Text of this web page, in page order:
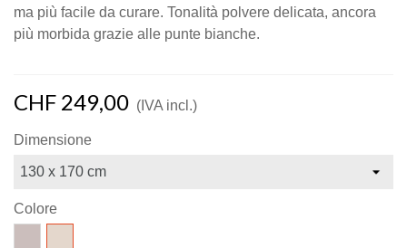
ma più facile da curare. Tonalità polvere delicata, ancora
più morbida grazie alle punte bianche.
CHF 249,00 (IVA incl.)
Dimensione
Colore